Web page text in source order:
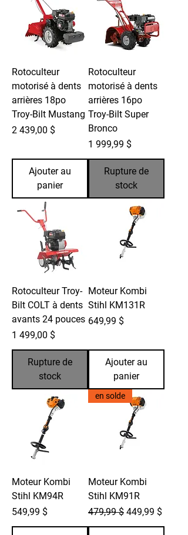
Rotoculteur
motorisé à dents
arrières 18po
Troy-Bilt Mustang
Prix
2 439,00 $
Ajouter au
panier
Rotoculteur
motorisé à dents
arrières 16po
Troy-Bilt Super
Bronco
Prix
1 999,99 $
Rupture de
stock
Rotoculteur Troy-
Bilt COLT à dents
avants 24 pouces
Prix
1 499,00 $
Rupture de
stock
Moteur Kombi
Stihl KM131R
Prix
649,99 $
Ajouter au
panier
Moteur Kombi
Stihl KM94R
Prix
549,99 $
en solde
Moteur Kombi
Stihl KM91R
Prix original
479,99 $ Prix
449,99 $